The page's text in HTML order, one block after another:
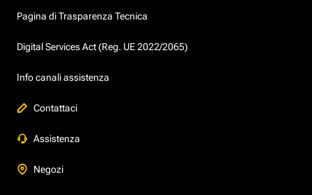
Pagina di Trasparenza Tecnica
Digital Services Act (Reg. UE 2022/2065)
Info canali assistenza
Contattaci
Assistenza
Negozi